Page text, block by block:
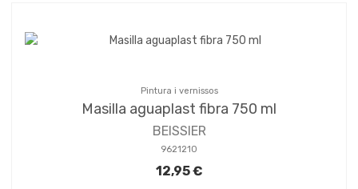
Pintura i vernissos
Masilla aguaplast fibra 750 ml
BEISSIER
9621210
12,95 €